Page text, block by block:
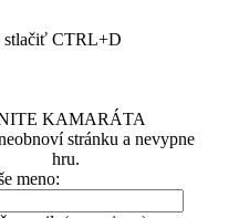
stlačiť CTRL+D
KAMARÁTA
stránku a nevypne
hru.
meno: